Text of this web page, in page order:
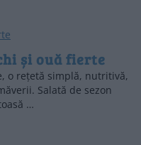
și ouă fierte
o rețetă simplă, nutritivă,
Salată de sezon
…